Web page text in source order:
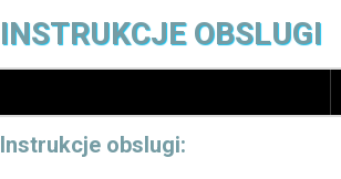
INSTRUKCJE OBSLUGI
Instrukcje obslugi: